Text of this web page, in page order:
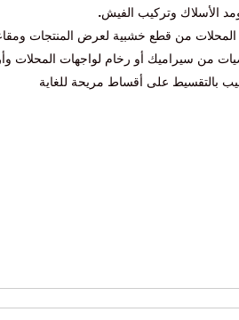
الأسلاك وتركيب الفيش.
المحلات من قطع خشبية لعرض المنتجات
من سيراميك أو رخام لواجهات المحلات
بالتقسيط على أقساط مريحة للغاية